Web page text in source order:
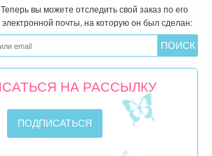
вы можете отследить свой заказ по его
почты, на которую он был сделан:
НА РАССЫЛКУ